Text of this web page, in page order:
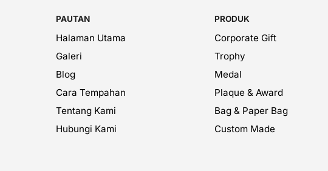
PAUTAN
Halaman Utama
Galeri
Blog
Cara Tempahan
Tentang Kami
Hubungi Kami
PRODUK
Corporate Gift
Trophy
Medal
Plaque & Award
Bag & Paper Bag
Custom Made